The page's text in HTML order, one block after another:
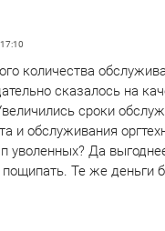
17:10
количества
сказалось на
сроки
и обслуживания
уволенных? Да
Те же деньги